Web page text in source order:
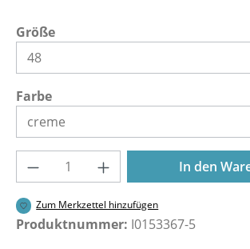
Größeauswählen
Farbeauswählen
Produkt Anzahl: Gib den
In den
Zum Merkzettel hinzufügen
Produktnummer: I0153367-5